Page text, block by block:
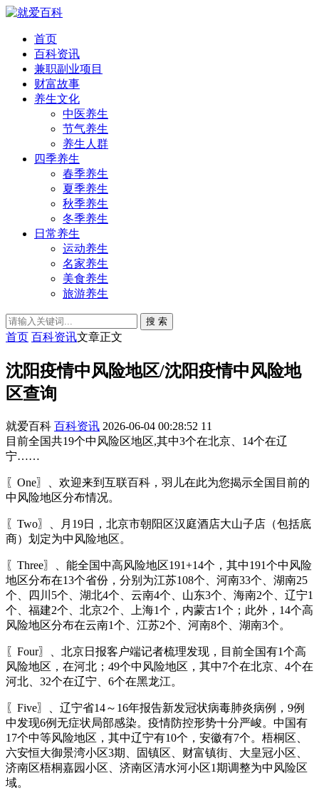
首页
百科资讯
兼职副业项目
财富故事
养生文化
中医养生
节气养生
养生人群
四季养生
春季养生
夏季养生
秋季养生
冬季养生
日常养生
运动养生
名家养生
美食养生
旅游养生
搜 索
首页 百科资讯文章正文
沈阳疫情中风险地区/沈阳疫情中风险地
区查询
就爱百科 百科资讯 2026-06-04 00:28:52 11
目前全国共19个中风险区地区,其中3个在北京、14个在辽
宁……
〖One〗、欢迎来到互联百科，羽儿在此为您揭示全国目前的
中风险地区分布情况。
〖Two〗、月19日，北京市朝阳区汉庭酒店大山子店（包括底
商）划定为中风险地区。
〖Three〗、能全国中高风险地区191+14个，其中191个中风险
地区分布在13个省份，分别为江苏108个、河南33个、湖南25
个、四川5个、湖北4个、云南4个、山东3个、海南2个、辽宁1
个、福建2个、北京2个、上海1个，内蒙古1个；此外，14个高
风险地区分布在云南1个、江苏2个、河南8个、湖南3个。
〖Four〗、北京日报客户端记者梳理发现，目前全国有1个高
风险地区，在河北；49个中风险地区，其中7个在北京、4个在
河北、32个在辽宁、6个在黑龙江。
〖Five〗、辽宁省14～16年报告新发冠状病毒肺炎病例，9例
中发现6例无症状局部感染。疫情防控形势十分严峻。中国有
17个中等风险地区，其中辽宁有10个，安徽有7个。梧桐区、
六安恒大御景湾小区3期、固镇区、财富镇街、大皇冠小区、
济南区梧桐嘉园小区、济南区清水河小区1期调整为中风险区
域。